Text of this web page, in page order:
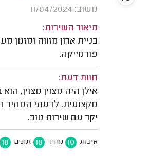
משוב: 11/04/2024
תיאור השירות:
בניית ארון מזווה ומזנון
פורמייקה.
חוות דעת:
אילן היה מצוין מצוין,
מקצועית. לדעתי המחיר
יקר עם שירות טוב.
איכות 10 מחיר 10 זמנים 10